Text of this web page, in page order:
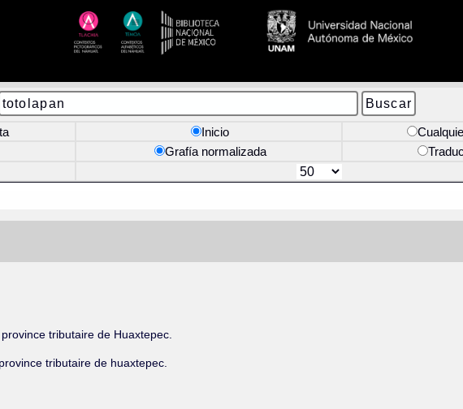
Inicio
Grafía normalizada
tributaire de Huaxtepec.
tributaire de huaxtepec.